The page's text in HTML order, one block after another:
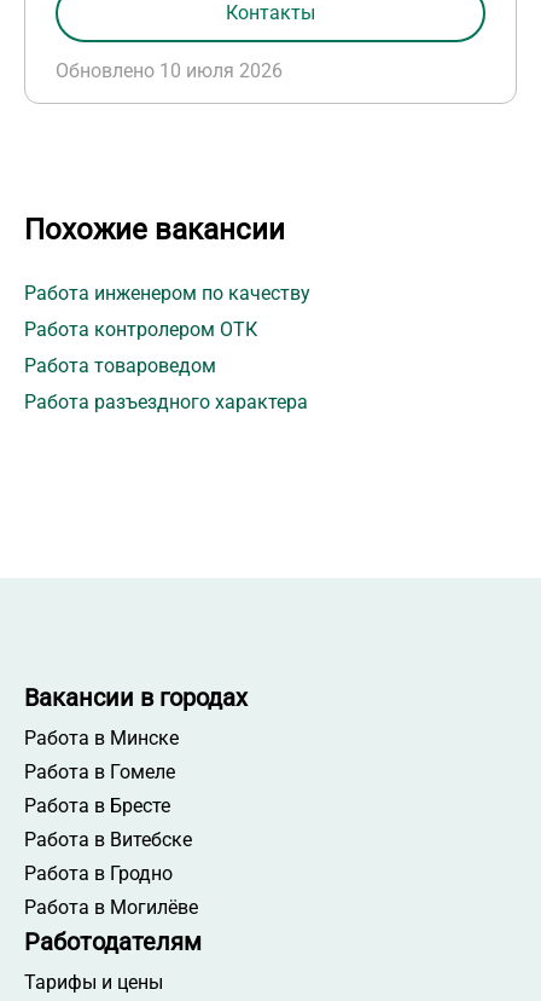
Обновлено 10 июля 2026
Контакты
Похожие вакансии
Работа инженером по качеству
Работа контролером ОТК
Работа товароведом
Работа разъездного характера
Вакансии в городах
Работа в Минске
Работа в Гомеле
Работа в Бресте
Работа в Витебске
Работа в Гродно
Работа в Могилёве
Работодателям
Тарифы и цены